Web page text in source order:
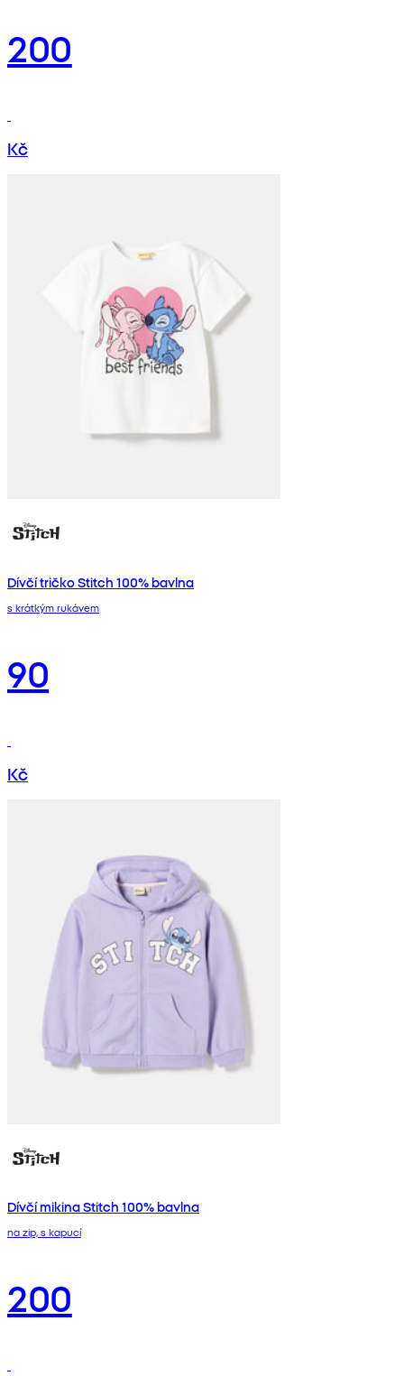
200
Kč
Dívčí tričko Stitch 100% bavlna
s krátkým rukávem
90
Kč
Dívčí mikina Stitch 100% bavlna
na zip, s kapucí
200